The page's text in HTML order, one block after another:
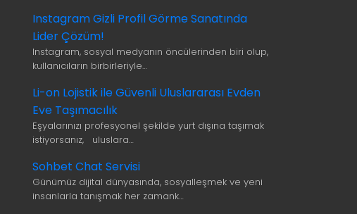
Instagram Gizli Profil Görme Sanatında
Lider Çözüm!
Instagram, sosyal medyanın öncülerinden biri olup,
kullanıcıların birbirleriyle…
Li-on Lojistik ile Güvenli Uluslararası Evden
Eve Taşımacılık
Eşyalarınızı profesyonel şekilde yurt dışına taşımak
istiyorsanız, uluslara…
Sohbet Chat Servisi
Günümüz dijital dünyasında, sosyalleşmek ve yeni
insanlarla tanışmak her zamank…